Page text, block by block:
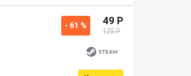
- 61 % 49 P
125 P